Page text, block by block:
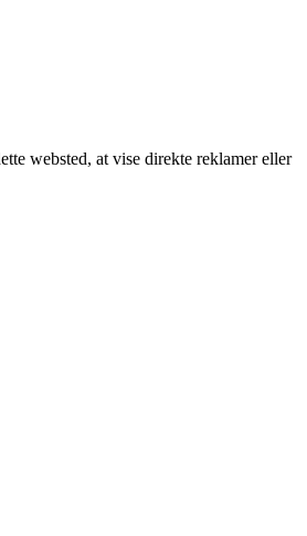
websted, at vise direkte reklamer eller